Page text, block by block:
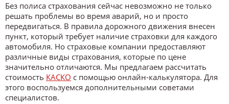
Без полиса страхования сейчас невозможно не только
решать проблемы во время аварий, но и просто
передвигаться. В правила дорожного движения внесен
пункт, который требует наличие страховки для каждого
автомобиля. Но страховые компании предоставляют
различные виды страхования, которые по цене
значительно отличаются. Мы предлагаем рассчитать
стоимость КАСКО с помощью онлайн-калькулятора. Для
этого воспользуемся дополнительными советами
специалистов.